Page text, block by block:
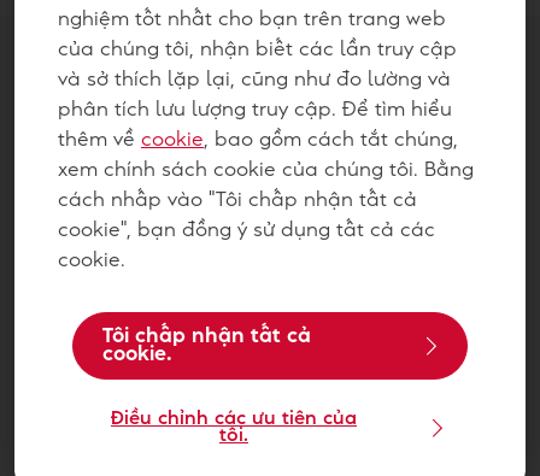
1item
Nguyên liệu S500 Acti Plus 1kg -
nghiệm tốt nhất cho bạn trên trang web
của chúng tôi, nhận biết các lần truy cập
và sở thích lặp lại, cũng như đo lường và
phân tích lưu lượng truy cập. Để tìm hiểu
thêm về cookie, bao gồm cách tắt chúng,
xem chính sách cookie của chúng tôi. Bằng
cách nhấp vào "Tôi chấp nhận tất cả
cookie", bạn đồng ý sử dụng tất cả các
cookie.
Tôi chấp nhận tất cả
cookie.
Điều chỉnh các ưu tiên của
tôi.